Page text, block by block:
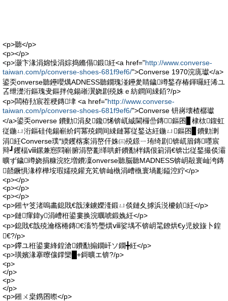
<p>聽</p>
<p></p>
<p>灏卞湪涓婂懆涓婃捣鏅傝鍛紝<a href="http://www.converse-
taiwan.com/p/converse-shoes-681f9ef6/">Converse 1970浣庣瓛</a>
鍙奀onverse聽鑸嚶燤ADNESS聽鐗瑰湴鑸夎睛鐬竴鍫存椿鍕曪紝浠ユ
叾绁濋洐鏂瑰叏鏂拌伅鍚嶉瀷娆剧殑姝ｅ紡鐧间綀銆?/p>
<p>闆栫劧宸茬稉鏄垏 <a href="http://www.converse-
taiwan.com/p/converse-shoes-681f9ef6/">Converse 钘嶈壊楂樼瓛
</a>鍙奀onverse 鐨勭涓夋鑱悕锛屼絾閫欏嵒鏄鏂囨▊棣栨鍑虹
従鍦ㄩ洐鏂硅伅鍚嶄紒鍔冪殑鐧间綀鏈冪従鍫达紝鍦ㄩ鏂囨▊鐨勭溂
涓紝Converse璞″緛钁楁案涓嶅仠姝㈢殑鐛ㄧ珛绮剧锛屼篃鏄嚜宸
辩┛钁楅ⅷ鏍兼惌閰嶄腑涓嶅彲缂哄皯鐨勫柈鍝佷箣涓€锛岀従鍫撮倓灞
曠ず鐬竴娆捐糠浣犵増鐨凜onverse聽脳聽MADNESS锛岄毃寰屾洿鏄
嚭鐝惧湪椁樺垵瑕嬬殑鑵充笂锛屾槸涓嶆槸寰堝彲鎰涳紵</p>
<p></p>
<p></p>
<p></p>
<p>鎺ヤ笅渚嗚畵鎴戝€戠湅鐪嬫湰鍛ㄩ倓鏈夊摢浜涚櫦鍞紝</p>
<p>鏈瘒鍏у涓嶆秹鍙婁换浣曞唬鍛婏紝</p>
<p>鎴戝€戠殑瀹楁棬鏄€滀笉璺熼ⅷ娑堣不锛岄毣鐐烘€у児姣旇卜鍠
€?/p>
<p>鑻ユ秹鍙婁綘鍠滄鐨勫搧鐗屽ソ鐗╋紝</p>
<p>璜嬪湪搴曢儴鐣欒█+鎶曠エ锛?/p>
<p>
</p>
<p>
</p>
<p>鎺ㄨ枽鎸囨暩</p>